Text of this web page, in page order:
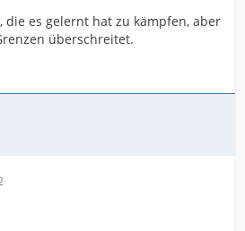
die es gelernt hat zu kämpfen, aber
überschreitet.